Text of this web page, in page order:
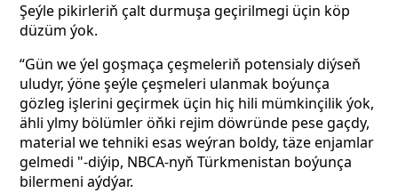
Şeýle pikirleriň çalt durmuşa geçirilmegi üçin köp
düzüm ýok.
“Gün we ýel goşmaça çeşmeleriň potensialy diýseň
uludyr, ýöne şeýle çeşmeleri ulanmak boýunça
gözleg işlerini geçirmek üçin hiç hili mümkinçilik ýok,
ähli ylmy bölümler öňki rejim döwründe pese gaçdy,
material we tehniki esas weýran boldy, täze enjamlar
gelmedi "-diýip, NBCA-nyň Türkmenistan boýunça
bilermeni aýdýar.